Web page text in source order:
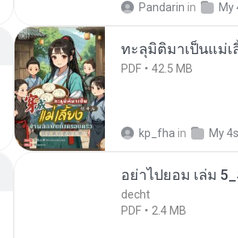
Pandarin in My
ทะลุมิติมาเป็นแม่
PDF 42.5 MB
kp_fha in My
อย่าไปยอม เล่ม
decht
PDF
2.4 MB